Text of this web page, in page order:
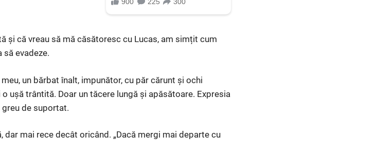
și că vreau să mă căsătoresc cu Lucas, am simțit cum
evadeze.
un bărbat înalt, impunător, cu păr cărunt și ochi
ușă trântită. Doar un tăcere lungă și apăsătoare. Expresia
de suportat.
dar mai rece decât oricând. „Dacă mergi mai departe cu